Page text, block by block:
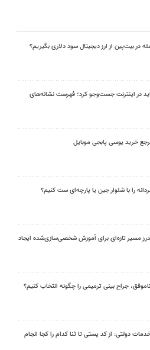
در بیت‌پین از ارز دیجیتال سود دلاری بگیریم؟
در اینترنت جست‌وجو کرد؛ فهرست نشانه‌های
خرید یوسی پابجی موبایل
را با شلوار جین یا پارچه‌ای ست کنیم؟
مسیر تازه‌ای برای آموزش شخصی‌سازی‌شده ایجاد
جراح بینی ترمیمی را چگونه انتخاب کنیم؟
دولتی: از کد پستی تا ثنا کدام را کجا انجام